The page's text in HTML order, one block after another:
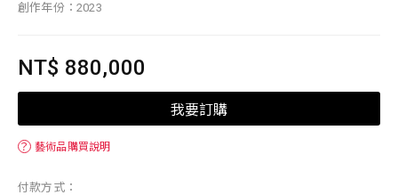
創作年份：2023
NT$ 880,000
我要訂購
？ 藝術品購買說明
付款方式：